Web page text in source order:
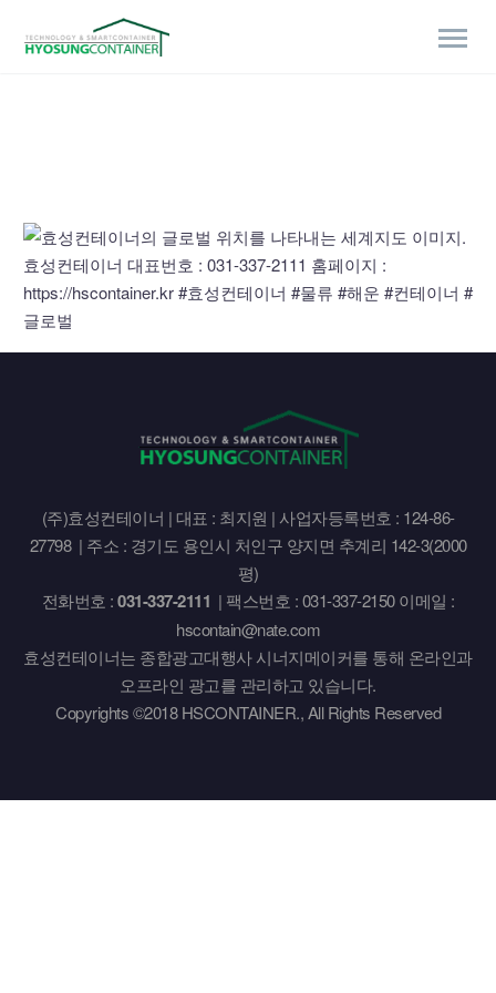
(주)효성컨테이너 | 대표 : 최지원 | 사업자등록번호 : 124-86-
27798 | 주소 : 경기도 용인시 처인구 양지면 추계리 142-3(2000
평)
전화번호 :031-337-2111 | 팩스번호 : 031-337-2150 이메일 :
hscontain@nate.com
효성컨테이너는 종합광고대행사 시너지메이커를 통해 온라인과
오프라인 광고를 관리하고 있습니다.
Copyrights ©2018 HSCONTAINER., All Rights Reserved